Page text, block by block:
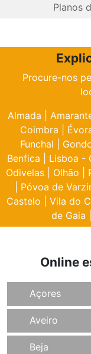
Planos
Procure-nos
Almada
Coimbra
Funchal
Benfica
Lisboa -
Odivelas
Olhão
Póvoa de
Castelo
Vila do
de Gaia
Online
Açores
Aveiro
Beja